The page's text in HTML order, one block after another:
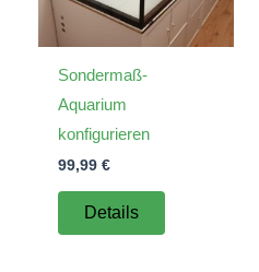
Sondermaß-
Aquarium
konfigurieren
99,99 €
Details